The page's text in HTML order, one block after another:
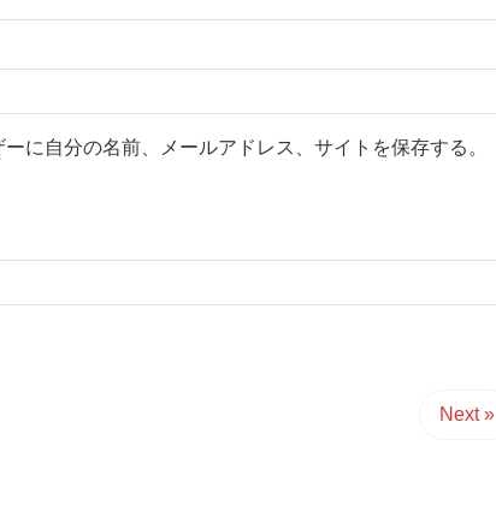
に自分の名前、メールアドレス、サイトを保存する。
Next »